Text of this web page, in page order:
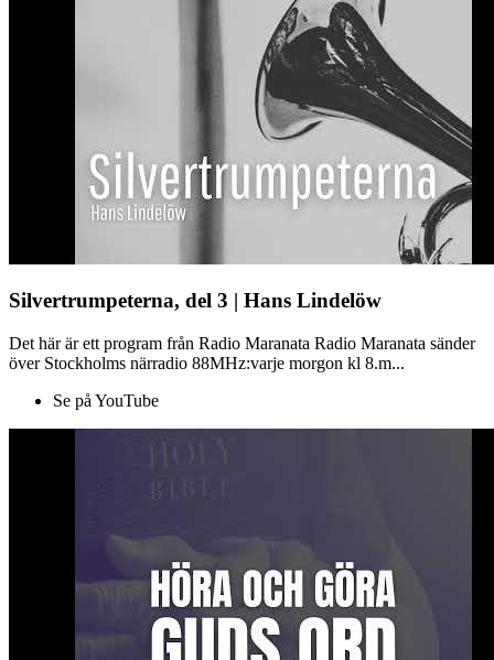
Silvertrumpeterna, del 3 | Hans Lindelöw
Det här är ett program från Radio Maranata Radio Maranata sänder
över Stockholms närradio 88MHz:varje morgon kl 8.m...
Se på YouTube